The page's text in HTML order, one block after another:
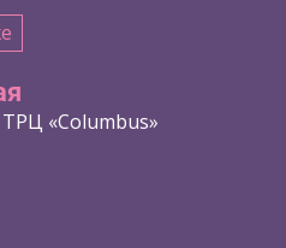
ТРЦ «Columbus»